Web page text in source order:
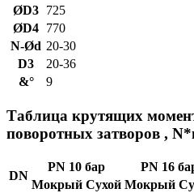
ØD3 725
ØD4 770
N-Ød 20-30
D3
20-36
&°
9
Таблица крутящих
поворотных затворов ,
DN
PN 10 бар
PN 16
Мокрый Сухой Мокрый